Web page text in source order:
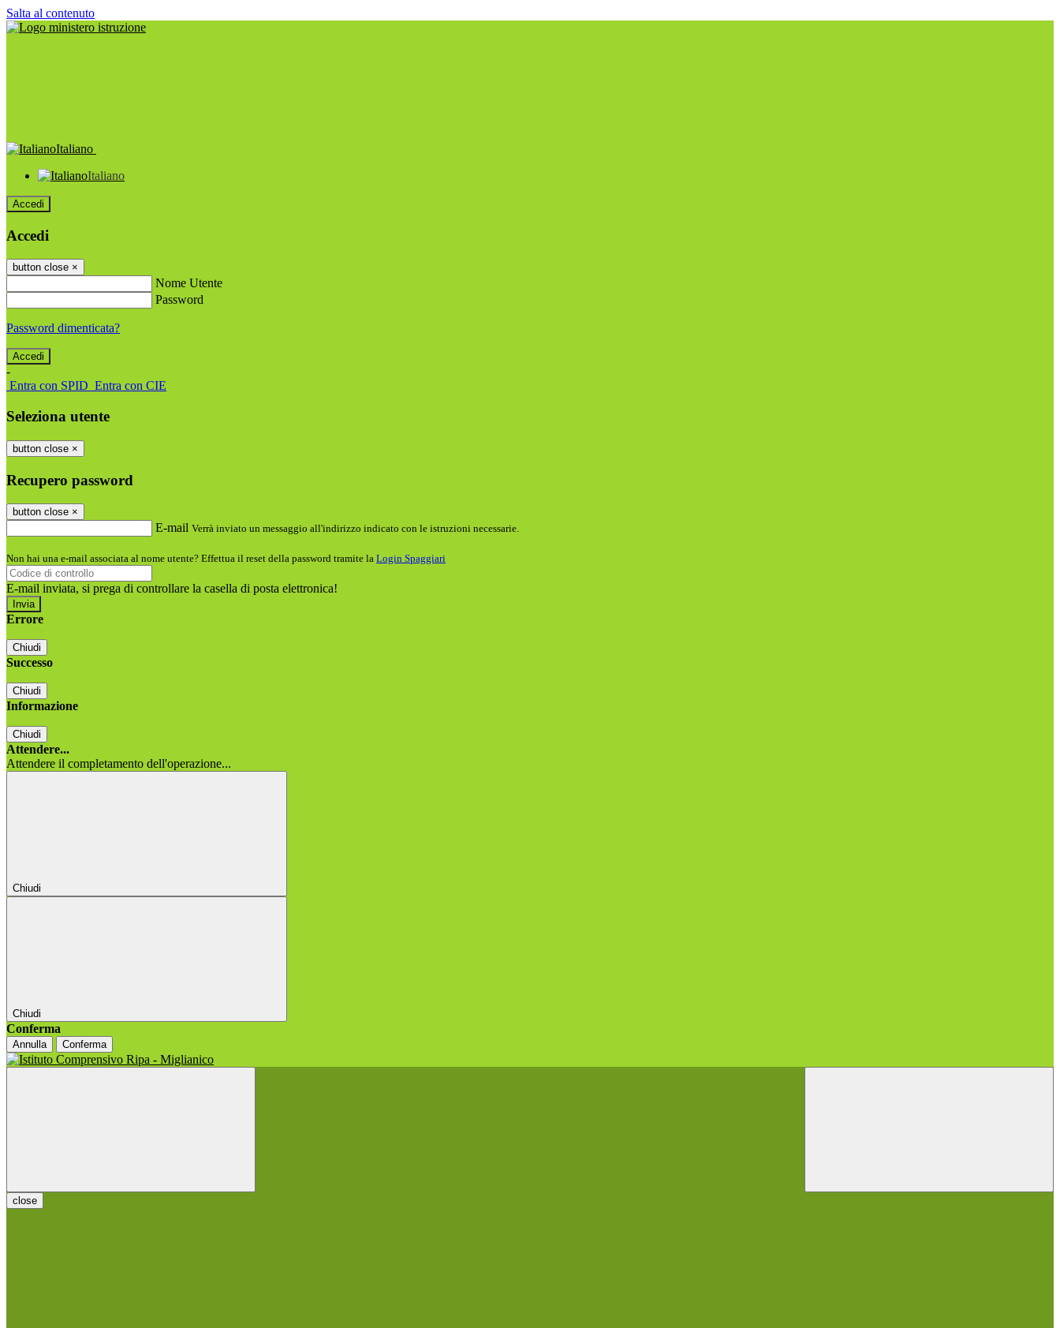
Salta al contenuto
Italiano
Italiano
Accedi
Accedi
button close ×
Nome Utente
Password
Password dimenticata?
-
Entra con SPID Entra con CIE
Seleziona utente
button close ×
Recupero password
button close ×
E-mail Verrà inviato un messaggio all'indirizzo indicato con le istruzioni necessarie.
Non hai una e-mail associata al nome utente? Effettua il reset della password tramite la Login Spaggiari
E-mail inviata, si prega di controllare la casella di posta elettronica!
Errore
Chiudi
Successo
Chiudi
Informazione
Chiudi
Attendere...
Attendere il completamento dell'operazione...
Chiudi
Chiudi
Conferma
Annulla Conferma
close